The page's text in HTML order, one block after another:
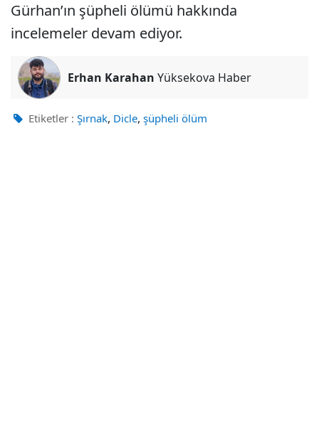
Gürhan’ın şüpheli ölümü hakkında
incelemeler devam ediyor.
Erhan Karahan Yüksekova Haber
Etiketler : Şırnak, Dicle, şüpheli ölüm